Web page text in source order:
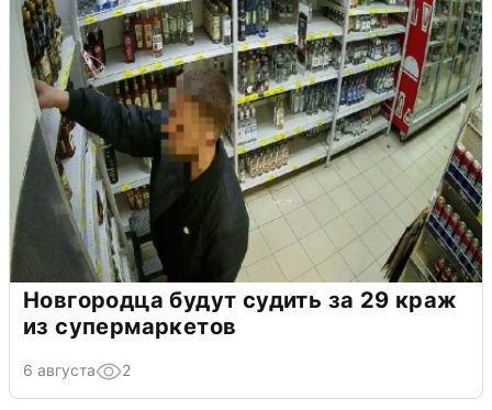
Новгородца будут судить за 29 краж
из супермаркетов
6 августа 2